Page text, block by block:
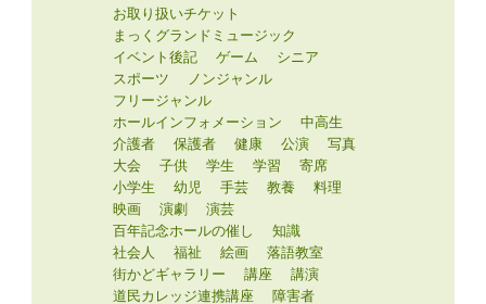
お取り扱いチケット
まっくグランドミュージック
イベント後記
ゲーム
シニア
スポーツ
ノンジャンル
フリージャンル
ホールインフォメーション
中高生
介護者
保護者 健康 公演
写真
大会
子供 学生 学習
寄席
小学生
幼児 手芸 教養
料理
映画
演劇
演芸
百年記念ホールの催し
知識
社会人
福祉 絵画
落語教室
街かどギャラリー
講座
講演
道民カレッジ連携講座
障害者